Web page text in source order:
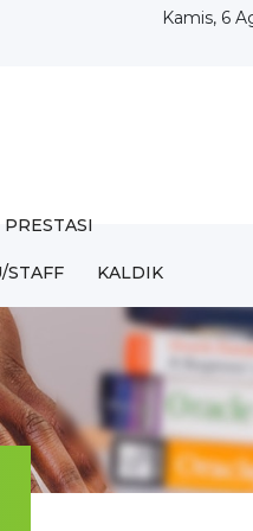
Kamis, 6
PRESTASI
STAFF KALDIK